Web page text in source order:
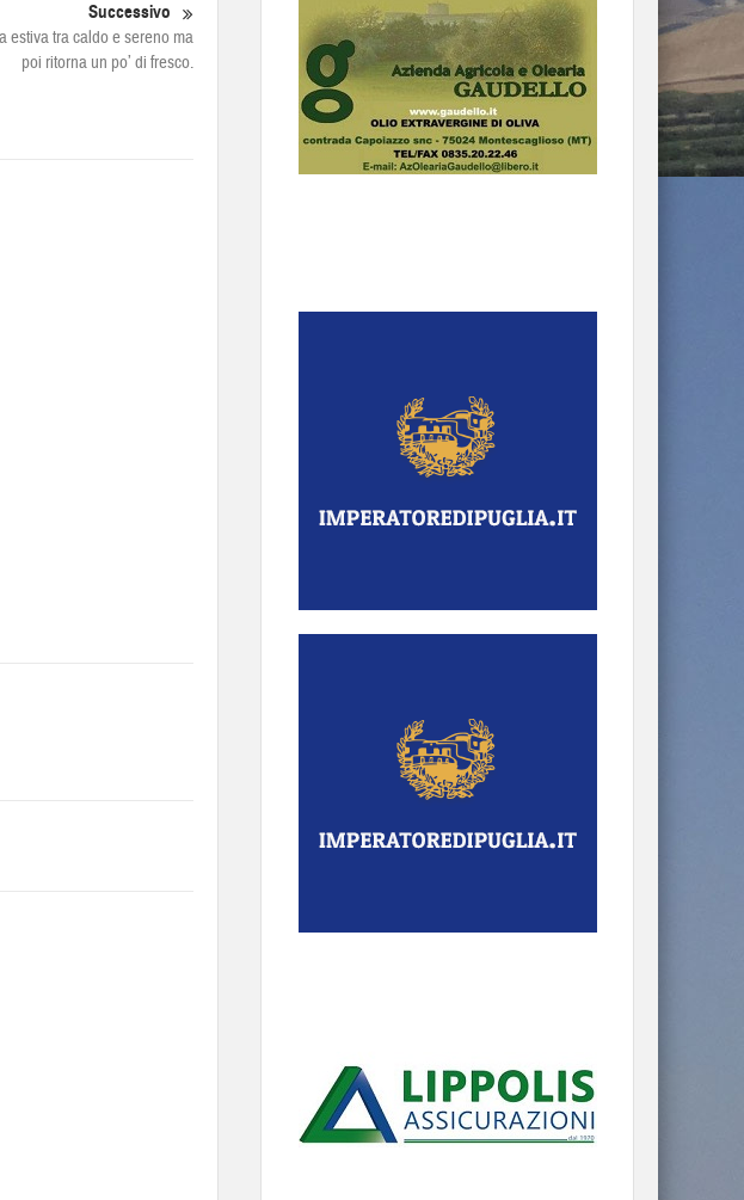
Successivo
estiva tra caldo e sereno ma
poi ritorna un po’ di fresco.